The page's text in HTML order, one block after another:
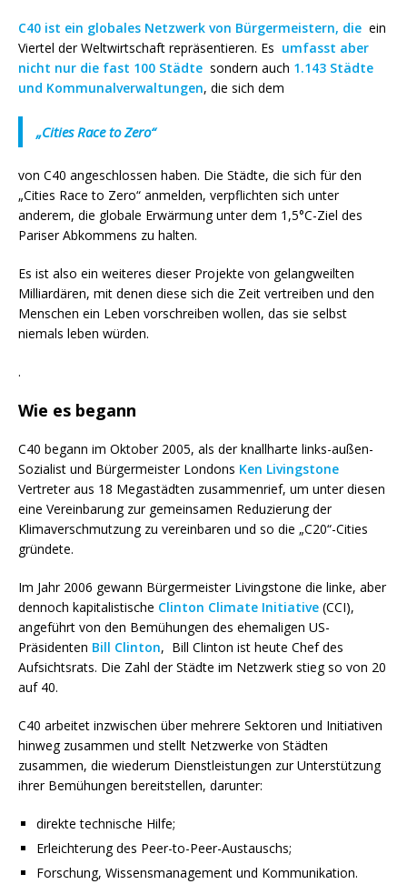
C40 ist ein globales Netzwerk von Bürgermeistern, die ein
Viertel der Weltwirtschaft repräsentieren. Es umfasst aber
nicht nur die fast 100 Städte sondern auch 1.143 Städte
und Kommunalverwaltungen, die sich dem
„Cities Race to Zero“
von C40 angeschlossen haben. Die Städte, die sich für den
„Cities Race to Zero“ anmelden, verpflichten sich unter
anderem, die globale Erwärmung unter dem 1,5°C-Ziel des
Pariser Abkommens zu halten.
Es ist also ein weiteres dieser Projekte von gelangweilten
Milliardären, mit denen diese sich die Zeit vertreiben und den
Menschen ein Leben vorschreiben wollen, das sie selbst
niemals leben würden.
.
Wie es begann
C40 begann im Oktober 2005, als der knallharte links-außen-
Sozialist und Bürgermeister Londons Ken Livingstone
Vertreter aus 18 Megastädten zusammenrief, um unter diesen
eine Vereinbarung zur gemeinsamen Reduzierung der
Klimaverschmutzung zu vereinbaren und so die „C20“-Cities
gründete.
Im Jahr 2006 gewann Bürgermeister Livingstone die linke, aber
dennoch kapitalistische Clinton Climate Initiative (CCI),
angeführt von den Bemühungen des ehemaligen US-
Präsidenten Bill Clinton, Bill Clinton ist heute Chef des
Aufsichtsrats. Die Zahl der Städte im Netzwerk stieg so von 20
auf 40.
C40 arbeitet inzwischen über mehrere Sektoren und Initiativen
hinweg zusammen und stellt Netzwerke von Städten
zusammen, die wiederum Dienstleistungen zur Unterstützung
ihrer Bemühungen bereitstellen, darunter:
direkte technische Hilfe;
Erleichterung des Peer-to-Peer-Austauschs;
Forschung, Wissensmanagement und Kommunikation.